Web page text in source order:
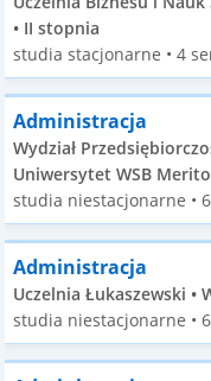
• II stopnia
studia stacjonarne • 4
Administracja
Wydział
Uniwersytet WSB
studia niestacjonarne •
Administracja
Uczelnia Łukaszewski •
studia niestacjonarne •